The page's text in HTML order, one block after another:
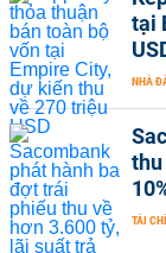
tại
NHÀ
thu
TÀI